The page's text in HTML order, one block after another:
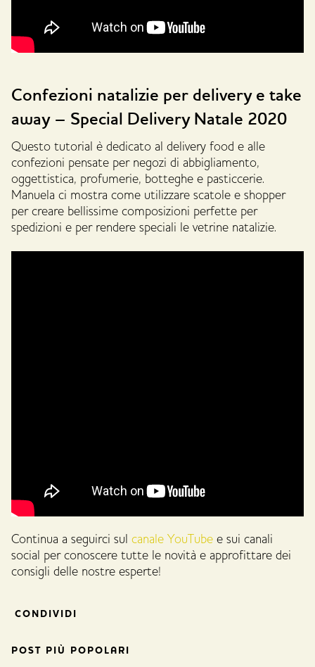
Confezioni natalizie per delivery e take
away – Special Delivery Natale 2020
Questo tutorial è dedicato al delivery food e alle
confezioni pensate per negozi di abbigliamento,
oggettistica, profumerie, botteghe e pasticcerie.
Manuela ci mostra come utilizzare scatole e shopper
per creare bellissime composizioni perfette per
spedizioni e per rendere speciali le vetrine natalizie.
Continua a seguirci sul canale YouTube e sui canali
social per conoscere tutte le novità e approfittare dei
consigli delle nostre esperte!
CONDIVIDI
POST PIÙ POPOLARI